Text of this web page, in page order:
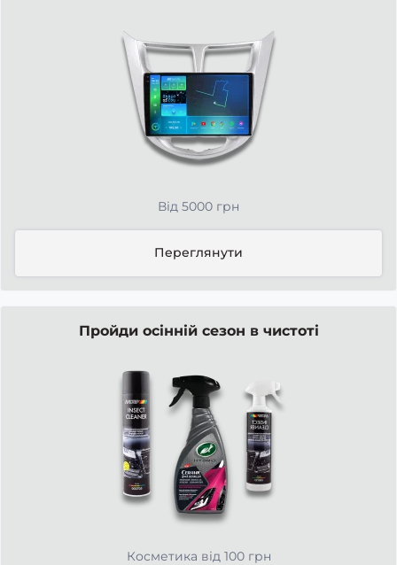
Від 5000 грн
Переглянути
Пройди осінній сезон в чистоті
Косметика від 100 грн